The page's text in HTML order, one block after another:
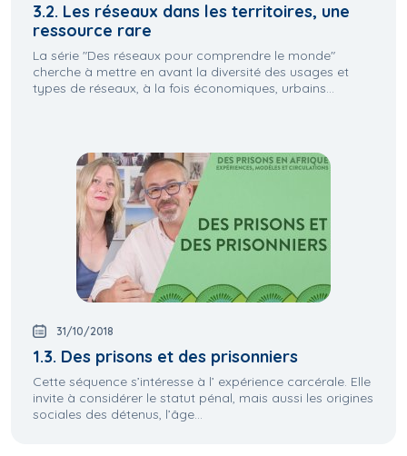
3.2. Les réseaux dans les territoires, une
ressource rare
La série "Des réseaux pour comprendre le monde"
cherche à mettre en avant la diversité des usages et
types de réseaux, à la fois économiques, urbains...
31/10/2018
1.3. Des prisons et des prisonniers
Cette séquence s’intéresse à l’ expérience carcérale. Elle
invite à considérer le statut pénal, mais aussi les origines
sociales des détenus, l’âge...